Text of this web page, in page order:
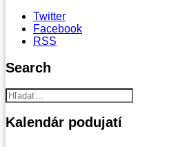
Twitter
Facebook
RSS
Search
Kalendár podujatí